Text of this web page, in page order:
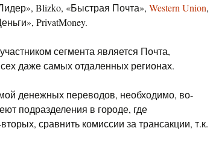
Blizko, «Быстрая Почта», Western Union,
PrivatMoney.
сегмента является Почта,
даже самых отдаленных регионах.
денежных переводов, необходимо, во-
подразделения в городе, где
сравнить комиссии за трансакции, т.к.